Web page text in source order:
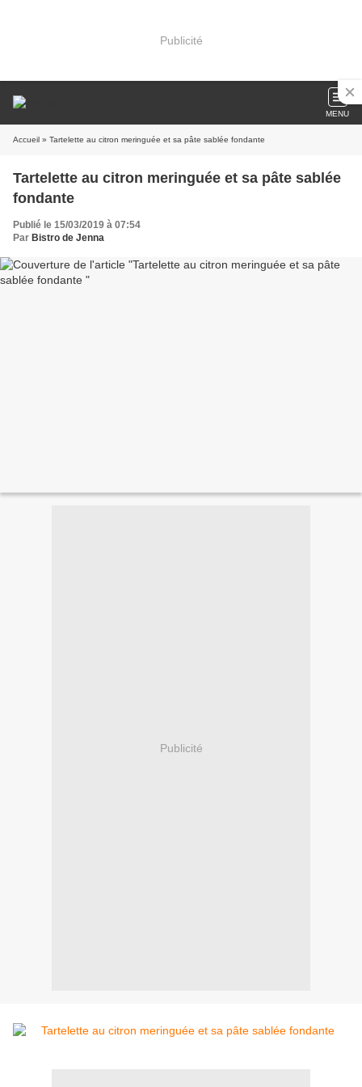
Publicité
MENU
Accueil » Tartelette au citron meringuée et sa pâte sablée fondante
Tartelette au citron meringuée et sa pâte sablée
fondante
Publié le 15/03/2019 à 07:54
Par Bistro de Jenna
Publicité